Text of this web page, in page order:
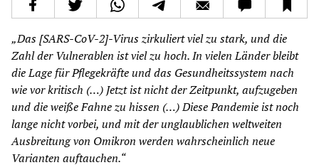
„Das [SARS-CoV-2]-Virus zirkuliert viel zu stark, und die
Zahl der Vulnerablen ist viel zu hoch. In vielen Länder bleibt
die Lage für Pflegekräfte und das Gesundheitssystem nach
wie vor kritisch (…) Jetzt ist nicht der Zeitpunkt, aufzugeben
und die weiße Fahne zu hissen (…) Diese Pandemie ist noch
lange nicht vorbei, und mit der unglaublichen weltweiten
Ausbreitung von Omikron werden wahrscheinlich neue
Varianten auftauchen.“